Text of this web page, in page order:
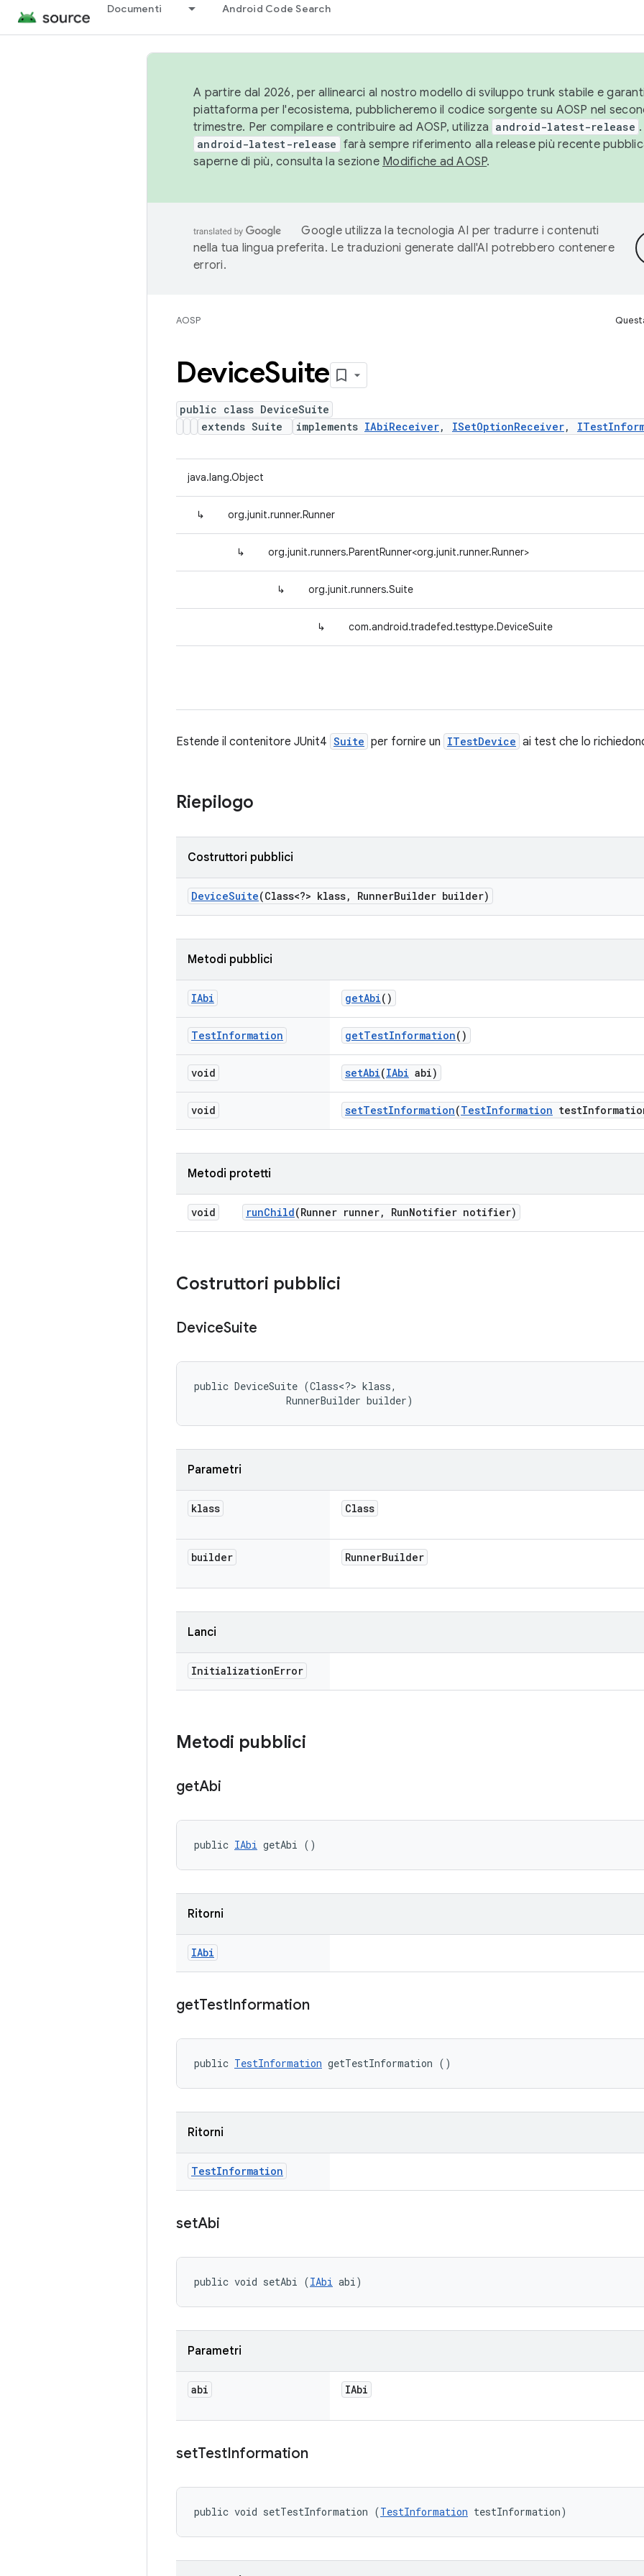
Documenti Android Code Search
A partire dal 2026, per allinearci al nostro modello di sviluppo trunk stabile e
piattaforma per l'ecosistema, pubblicheremo il codice sorgente su AOSP nel
trimestre. Per compilare e contribuire ad AOSP, utilizza android-latest-release
android-latest-release farà sempre riferimento alla release più recente
saperne di più, consulta la sezione Modifiche ad AOSP.
Google utilizza la tecnologia AI per tradurre i contenuti
nella tua lingua preferita. Le traduzioni generate dall'AI potrebbero contenere
errori.
AOSP
DeviceSuite
public class DeviceSuite
extends Suite
implements IAbiReceiver, ISetOptionReceiver,
java.lang.Object
↳ org.junit.runner.Runner
↳ org.junit.runners.ParentRunner<org.junit.runner.Runner>
↳ org.junit.runners.Suite
↳ com.android.tradefed.testtype.DeviceSuite
Estende il contenitore JUnit4 Suite per fornire un ITestDevice ai test che lo
Riepilogo
Costruttori pubblici
DeviceSuite(Class<?> klass, RunnerBuilder builder)
Metodi pubblici
IAbi getAbi()
TestInformation getTestInformation()
void setAbi(IAbi abi)
void setTestInformation(TestInformation test
Metodi protetti
void runChild(Runner runner, RunNotifier notifier)
Costruttori pubblici
DeviceSuite
public DeviceSuite (Class<?> klass,
                RunnerBuilder builder)
Parametri
klass Class
builder RunnerBuilder
Lanci
InitializationError
Metodi pubblici
getAbi
public IAbi getAbi ()
Ritorni
IAbi
getTestInformation
public TestInformation getTestInformation ()
Ritorni
TestInformation
setAbi
public void setAbi (IAbi abi)
Parametri
abi IAbi
setTestInformation
public void setTestInformation (TestInformation testInformation)